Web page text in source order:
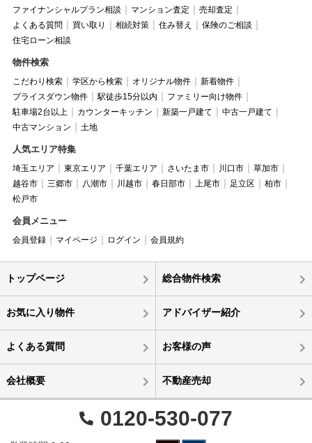
ファイナンシャルプラン相談
マンション査定
売却査定
よくある質問
買い取り 相続対策 住み替え
保険のご相談
住宅ローン相談
物件検索
こだわり検索 学区から検索 オリジナル物件
新着物件
プライスダウン物件
駅徒歩15分以内
ファミリー向け物件
駐車場2台以上
カウンターキッチン 新築一戸建て
中古一戸建て
中古マンション
土地
人気エリア特集
埼玉エリア 東京エリア 千葉エリア さいたま市 川口市
草加市
越谷市
三郷市 八潮市 川越市 春日部市 上尾市 足立区
柏市
松戸市
会員メニュー
会員登録 マイページ ログイン 会員規約
トップページ 総合物件検索
お気に入り物件 アドバイザー紹介
よくある質問 お客様の声
会社概要 不動産売却
0120-530-077